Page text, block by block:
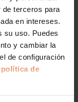
de terceros para
en intereses.
su uso. Puedes
y cambiar la
de configuración
política de
y
modernos
modelos
de marcas
Lexus,
un